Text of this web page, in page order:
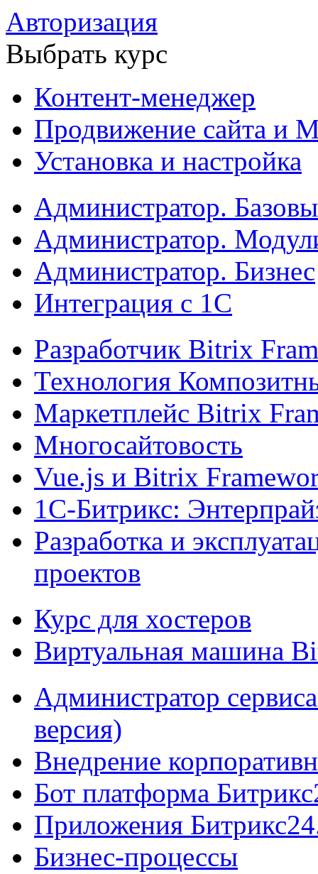
Авторизация
Выбрать курс
Контент-менеджер
Продвижение сайта и
Установка и настройка
Администратор.
Администратор.
Администратор. Бизнес
Интеграция с 1С
Разработчик Bitrix
Технология
Маркетплейс Bitrix
Многосайтовость
Vue.js и Bitrix
1С-Битрикс:
Разработка и
проектов
Курс для хостеров
Виртуальная машина
Администратор
версия)
Внедрение
Бот платформа
Приложения
Бизнес-процессы